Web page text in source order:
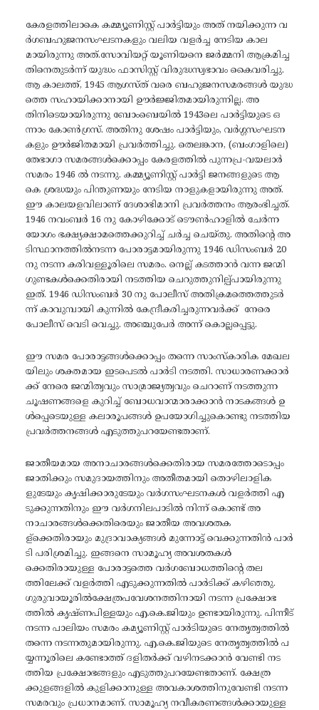
കേരളത്തിലാകെ കമ്മ്യൂണിസ്റ്റ് പാർട്ടിയും അത് നയിക്കുന്ന വ
ർഗബഹുജനസംഘടനകളും വലിയ വളർച്ച നേടിയ കാല
മായിരുന്നു അത്.സോവിയറ്റ് യൂണിയനെ ജർമ്മനി ആക്രമിച്ച
തിനെതുടർന്ന് യുദ്ധം ഫാസിസ്റ്റ് വിരുദ്ധസ്വഭാവം കൈവരിച്ചു.
ആ കാലത്ത്, 1945 ആഗസ്ത് വരെ ബഹുജനസമരങ്ങൾ യുദ്ധ
ത്തെ സഹായിക്കാനായി ഊർജ്ജിതമായിരുന്നില്ല. അ
തിനിടെയായിരുന്നു ബോംബെയിൽ 1943ലെ പാർട്ടിയുടെ ഒ
ന്നാം കോൺഗ്രസ്. അതിനു ശേഷം പാർട്ടിയും, വർഗ്ഗസംഘടന
കളും ഊർജിതമായി പ്രവർത്തിച്ചു. തെലങ്കാന, (ബംഗാളിലെ)
തേഭാഗാ സമരങ്ങൾക്കൊപ്പം കേരളത്തിൽ പുന്നപ്ര-വയലാർ
സമരം 1946 ൽ നടന്നു. കമ്മ്യൂണിസ്റ്റ് പാർട്ടി ജനങ്ങളുടെ ആ
കെ ശ്രദ്ധയും പിന്തുണയും നേടിയ നാളുകളായിരുന്നു അത്.
ഈ കാലയളവിലാണ് ദേശാഭിമാനി പ്രവർത്തനം ആരംഭിച്ചത്.
1946 നവംബർ 16 നു കോഴിക്കോട് ടൌൺഹാളിൽ ചേർന്ന
യോഗം ഭക്ഷ്യക്ഷാമത്തെക്കുറിച്ച് ചർച്ച ചെയ്തു. അതിന്റെ അ
ടിസ്ഥാനത്തിൽനടന്ന പോരാട്ടമായിരുന്നു 1946 ഡിസംബർ 20
നു നടന്ന കരിവള്ളൂരിലെ സമരം. നെല്ല് കടത്താൻ വന്ന ജന്മി
ഗുണ്ടകൾക്കെതിരായി നടത്തിയ ചെറുത്തുനില്പ്പായിരുന്നു
ഇത്. 1946 ഡിസംബർ 30 നു പോലീസ് അതിക്രമത്തെത്തുടർ
ന്ന് കാവുമ്പായി കുന്നിൽ കേന്ദ്രീകരിച്ചരുന്നവർക്ക്‌ നേരെ
പോലീസ് വെടി വെച്ചു. അഞ്ചുപേർ അന്ന് കൊല്ലപ്പെട്ടു.
ഈ സമര പോരാട്ടങ്ങൾക്കൊപ്പം തന്നെ സാംസ്കാരിക മേഖല
യിലും ശക്തമായ ഇടപെടൽ പാർടി നടത്തി. സാധാരണക്കാർ
ക്ക് നേരെ ജന്മിത്വവും സാമ്രാജ്യത്വവും ചെറാണ് നടത്തുന്ന
ചൂഷണങ്ങളെ കുറിച്ച് ബോധവാന്മാരാക്കാൻ നാടകങ്ങൾ ഉ
ൾപ്പെടെയുള്ള കലാരൂപങ്ങൾ ഉപയോഗിച്ചുകൊണ്ടു നടത്തിയ
പ്രവർത്തനങ്ങൾ എടുത്തുപറയേണ്ടതാണ്.
ജാതീയമായ അനാചാരങ്ങൾക്കെതിരായ സമരത്തോടൊപ്പം
ജാതിക്കും സമുദായത്തിനും അതീതമായി തൊഴിലാളിക
ളുടേയും കൃഷിക്കാരുടേയും വർഗസംഘടനകൾ വളർത്തി എ
ടുക്കുന്നതിനും ഈ വർഗനിലപാടിൽ നിന്ന് കൊണ്ട് അ
നാചാരങ്ങൾക്കെതിരെയും ജാതീയ അവശതക
ള്ക്കെതിരായും മുദ്രാവാക്യങ്ങൾ മുന്നോട്ട് വെക്കുന്നതിൻ പാർ
ടി പരിശ്രമിച്ചു. ഇങ്ങനെ സാമൂഹ്യ അവശതകൾ
ക്കെതിരായുള്ള പോരാട്ടത്തെ വർഗബോധത്തിന്റെ തല
ത്തിലേക്ക് വളർത്തി എടുക്കുന്നതിൽ പാർടിക്ക് കഴിഞ്ഞു.
ഗുരുവായൂരിൽക്ഷേത്രപവേശനത്തിനായി നടന്ന പ്രക്ഷോഭ
ത്തിൽ കൃഷ്ണപിള്ളയും എ.കെ.ജിയും ഉണ്ടായിരുന്നു. പിന്നീട്
നടന്ന പാലിയം സമരം കമ്യൂണിസ്റ്റ് പാർടിയുടെ നേതൃത്വത്തിൽ
തന്നെ നടന്നതുമായിരുന്നു. എ.കെ.ജിയുടെ നേതൃത്വത്തിൽ പ
യ്യന്നൂരിലെ കണ്ടോത്ത് ദളിതർക്ക് വഴിനടക്കാൻ വേണ്ടി നട
ത്തിയ പ്രക്ഷോഭങ്ങളും എടുത്തുപറയേണ്ടതാണ്. ക്ഷേത്ര
ക്കുളങ്ങളിൽ കുളിക്കാനുള്ള അവകാശത്തിനുവേണ്ടി നടന്ന
സമരവും പ്രധാനമാണ്. സാമൂഹ്യ നവീകരണങ്ങൾക്കായുള്ള